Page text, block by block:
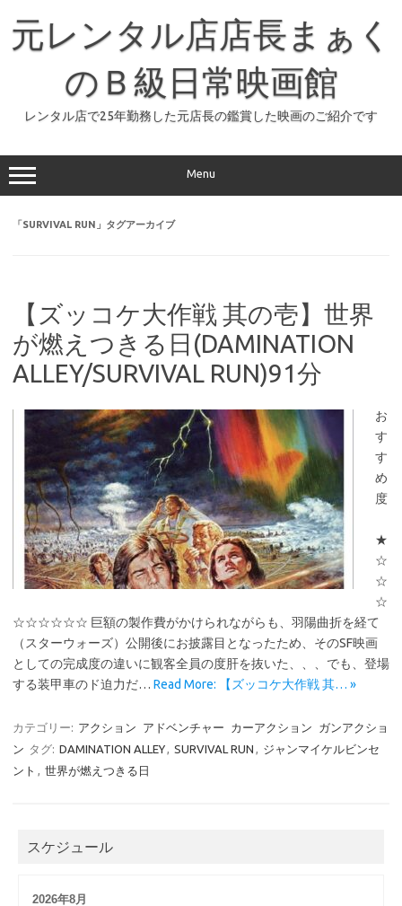
元レンタル店店長まぁく
のＢ級日常映画館
レンタル店で25年勤務した元店長の鑑賞した映画のご紹介です
Menu
「SURVIVAL RUN 」タグアーカイブ
【ズッコケ大作戦 其の壱】世界
が燃えつきる日(DAMINATION
ALLEY/SURVIVAL RUN)91分
お
す
す
め
度
★
☆
☆
☆
☆☆☆☆☆☆ 巨額の製作費がかけられながらも、羽陽曲折を経て
（スターウォーズ）公開後にお披露目となったため、そのSF映画
としての完成度の違いに観客全員の度肝を抜いた、、、でも、登場
する装甲車のド迫力だ… Read More: 【ズッコケ大作戦 其… »
カテゴリー: アクション アドベンチャー カーアクション
ガンアクショ
ン タグ: DAMINATION ALLEY, SURVIVAL RUN , ジャンマイケルビンセ
ント , 世界が燃えつきる日
スケジュール
2026年8月